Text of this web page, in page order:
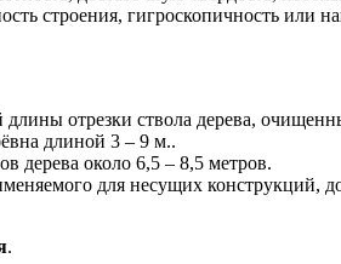
строения, гигроскопичность или
отрезки ствола дерева,
длиной 3 – 9 м..
дерева около 6,5 – 8,5 метров.
для несущих конструкций,
.